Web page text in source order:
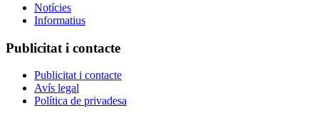
Notícies
Informatius
Publicitat i contacte
Publicitat i contacte
Avís legal
Política de privadesa